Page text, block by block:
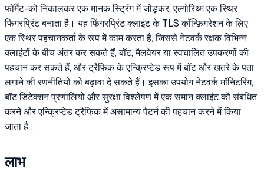
फॉर्मेट-को निकालकर एक मानक स्ट्रिंग में जोड़कर, एल्गोरिथ्म एक स्थिर
फिंगरप्रिंट बनाता है। यह फिंगरप्रिंट क्लाइंट के TLS कॉन्फ़िगरेशन के लिए
एक स्थिर पहचानकर्ता के रूप में काम करता है, जिससे नेटवर्क रक्षक विभिन्न
क्लाइंटों के बीच अंतर कर सकते हैं, बॉट, मैलवेयर या स्वचालित उपकरणों की
पहचान कर सकते हैं, और ट्रैफिक के एन्क्रिप्टेड रूप में बॉट और खतरे के पता
लगाने की रणनीतियों को बढ़ावा दे सकते हैं। इसका उपयोग नेटवर्क मॉनिटरिंग,
बॉट डिटेक्शन प्रणालियों और सुरक्षा विश्लेषण में एक समान क्लाइंट को संबंधित
करने और एन्क्रिप्टेड ट्रैफिक में असामान्य पैटर्न की पहचान करने में किया
जाता है।
लाभ